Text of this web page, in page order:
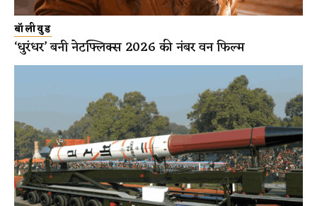
बॉलीवुड
‘धुरंधर’ बनी नेटफ्लिक्स 2026 की नंबर वन फिल्म